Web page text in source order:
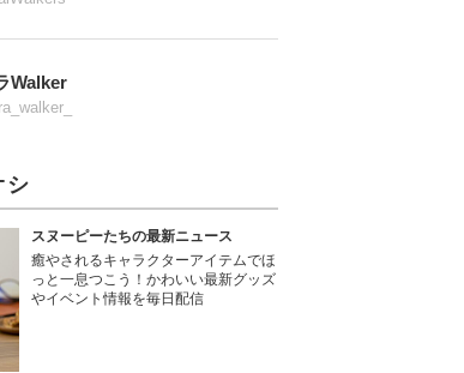
Walker
シ
スヌーピーたちの最新ニュース
癒やされるキャラクターアイテムでほ
っと一息つこう！かわいい最新グッズ
やイベント情報を毎日配信